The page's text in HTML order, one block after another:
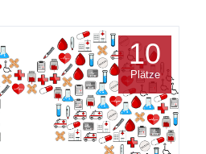
10
Plätze